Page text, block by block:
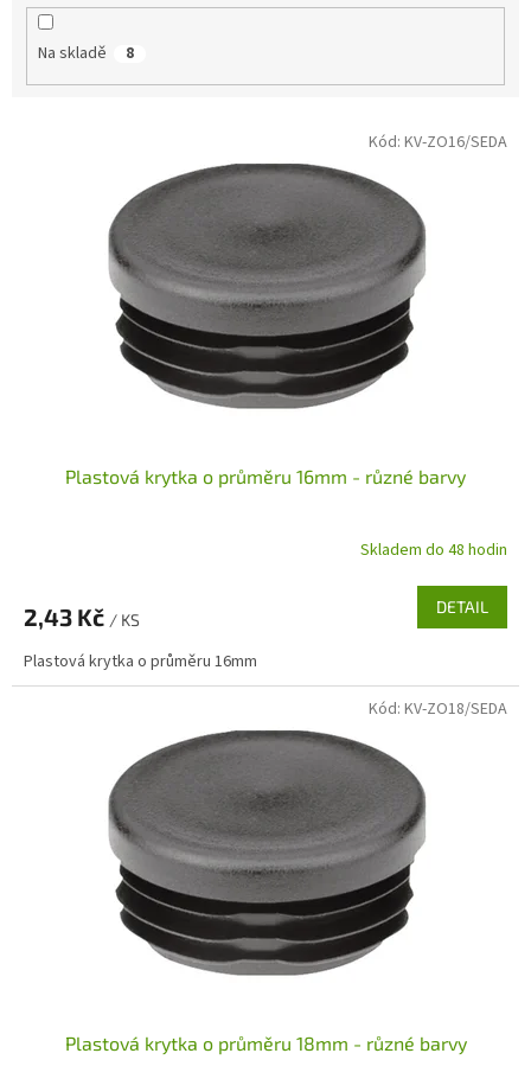
Na skladě 8
Plastová krytka o průměru 16mm - různé barvy
Skladem do 48 hodin
2,43 Kč / KS
DETAIL
Plastová krytka o průměru 16mm
Kód: KV-ZO16/SEDA
Plastová krytka o průměru 18mm - různé barvy
Kód: KV-ZO18/SEDA